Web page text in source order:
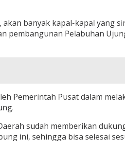
banyak kapal-kapal yang
pembangunan Pelabuhan
Pemerintah Pusat dalam
sudah memberikan
ini, sehingga bisa selesai